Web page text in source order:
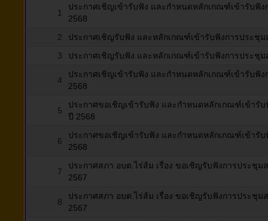
1
ประกาศเชิญเข้ารับฟัง และกำหนดหลักเกณฑ์เข้ารับฟั
2568
2
ประกาศเชิญรับฟัง และหลักเกณฑ์เข้ารับฟังการประชุ
3
ประกาศเชิญรับฟัง และหลักเกณฑ์เข้ารับฟังการประชุ
4
ประกาศเชิญเข้ารับฟัง และกำหนดหลักเกณฑ์เข้ารับฟั
2568
5
ประกาศขอเชิญเข้ารับฟัง และกำหนดหลักเกณฑ์เข้ารั
ปี 2568
6
ประกาศขอเชิญเข้ารับฟัง และกำหนดหลักเกณฑ์เข้ารั
2568
7
ประกาศสภา อบต.ไร่ส้ม เรื่อง ขอเชิญรับฟังการประชุ
2567
8
ประกาศสภา อบต.ไร่ส้ม เรื่อง ขอเชิญรับฟังการประชุ
2567